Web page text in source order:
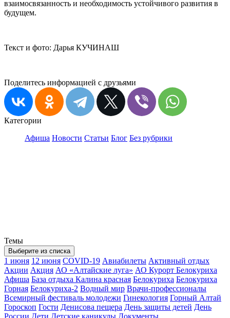
взаимосвязанность и необходимость устойчивого развития в
будущем.
Текст и фото: Дарья КУЧИНАШ
Поделитесь информацией с друзьями
Категории
Афиша Новости Статьи Блог Без рубрики
Темы
Выберите из списка
1 июня 12 июня COVID-19 Авиабилеты Активный отдых
Акции Акция АО «Алтайские луга» АО Курорт Белокуриха
Афиша База отдыха Калина красная Белокуриха Белокуриха
Горная Белокуриха-2 Водный мир Врачи-профессионалы
Всемирный фестиваль молодежи Гинекология Горный Алтай
Гороскоп Гости Денисова пещера День защиты детей День
России Дети Детские каникулы Документы